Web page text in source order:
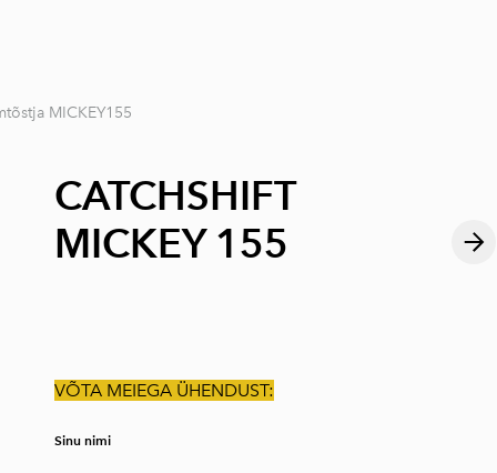
MICKEY155
CATCHSHIFT
MICKEY 155
VÕTA MEIEGA ÜHENDUST:
Sinu nimi